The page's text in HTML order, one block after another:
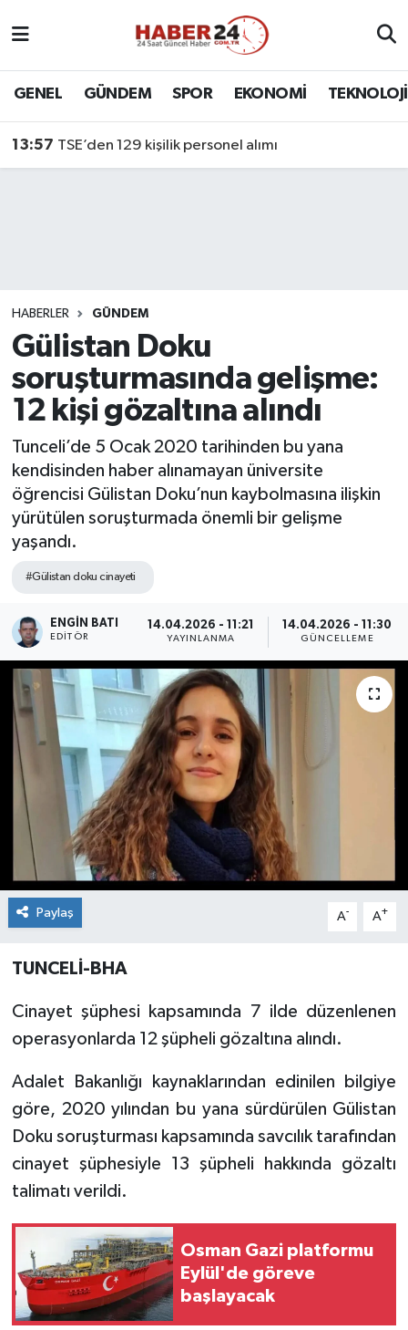
GENEL GÜNDEM SPOR EKONOMİ TEKNOLOJİ
13:57 TSE’den 129 kişilik personel alımı
HABERLER GÜNDEM
Gülistan Doku
soruşturmasında gelişme:
12 kişi gözaltına alındı
Tunceli’de 5 Ocak 2020 tarihinden bu yana
kendisinden haber alınamayan üniversite
öğrencisi Gülistan Doku’nun kaybolmasına ilişkin
yürütülen soruşturmada önemli bir gelişme
yaşandı.
#Gülistan doku cinayeti
ENGIN BATI
EDITÖR
14.04.2026 - 11:21
YAYINLANMA
14.04.2026 - 11:30
GÜNCELLEME
Paylaş A- A+
TUNCELİ-BHA
Cinayet şüphesi kapsamında 7 ilde düzenlenen
operasyonlarda 12 şüpheli gözaltına alındı.
Adalet Bakanlığı kaynaklarından edinilen bilgiye
göre, 2020 yılından bu yana sürdürülen Gülistan
Doku soruşturması kapsamında savcılık tarafından
cinayet şüphesiyle 13 şüpheli hakkında gözaltı
talimatı verildi.
Osman Gazi platformu
Eylül'de göreve
başlayacak
Nöbetçi Eczaneler
Son Dakika Haberleri
Haber Arşivi